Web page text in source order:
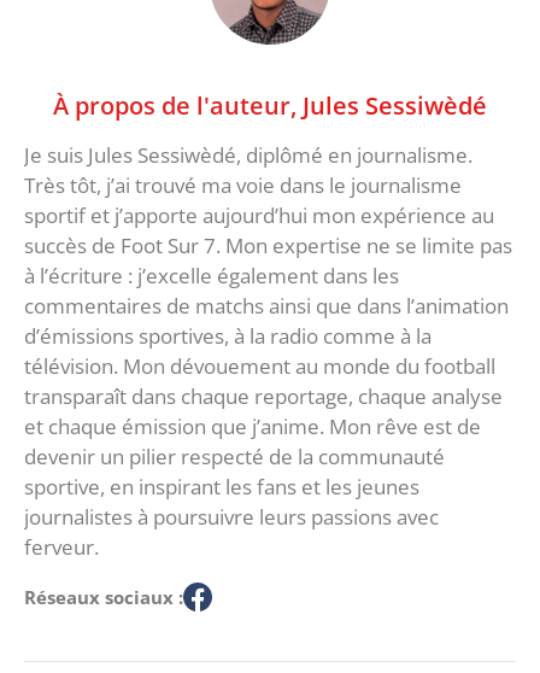
À propos de l'auteur, Jules Sessiwèdé
Je suis Jules Sessiwèdé, diplômé en journalisme.
Très tôt, j’ai trouvé ma voie dans le journalisme
sportif et j’apporte aujourd’hui mon expérience au
succès de Foot Sur 7. Mon expertise ne se limite pas
à l’écriture : j’excelle également dans les
commentaires de matchs ainsi que dans l’animation
d’émissions sportives, à la radio comme à la
télévision. Mon dévouement au monde du football
transparaît dans chaque reportage, chaque analyse
et chaque émission que j’anime. Mon rêve est de
devenir un pilier respecté de la communauté
sportive, en inspirant les fans et les jeunes
journalistes à poursuivre leurs passions avec
ferveur.
Réseaux sociaux :